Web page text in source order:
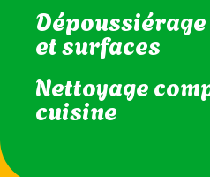
et surfaces
Nettoyage
cuisine